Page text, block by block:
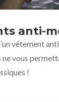
anti-
vêtement
vous
!